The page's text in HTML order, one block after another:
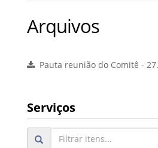
Arquivos
Pauta reunião do Comitê -
Serviços